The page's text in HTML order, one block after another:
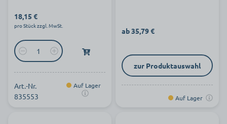
18,15 €
pro Stück zzgl. MwSt.
Art.-Nr.
835553
Auf Lager
ab 35,79 €
zur Produktauswahl
Auf Lager